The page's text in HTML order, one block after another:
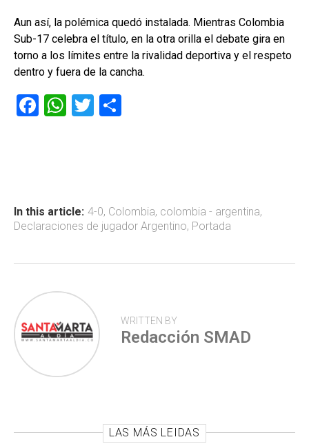
Aun así, la polémica quedó instalada. Mientras Colombia
Sub-17 celebra el título, en la otra orilla el debate gira en
torno a los límites entre la rivalidad deportiva y el respeto
dentro y fuera de la cancha.
F
ok
W
p
p
T
tir
In this article: 4-0, Colombia, colombia - argentina,
Declaraciones de jugador Argentino, Portada
WRITTEN BY
Redacción SMAD
LAS MÁS LEIDAS